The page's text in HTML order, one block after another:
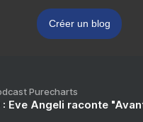
Créer un blog
Purecharts
: Eve Angeli raconte